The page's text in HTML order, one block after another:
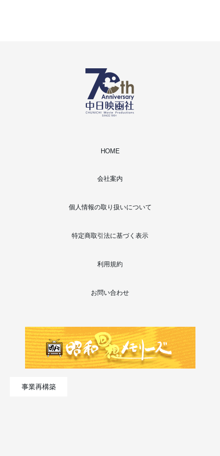
HOME
会社案内
個人情報の取り扱いについて
特定商取引法に基づく表示
利用規約
お問い合わせ
事業再構築